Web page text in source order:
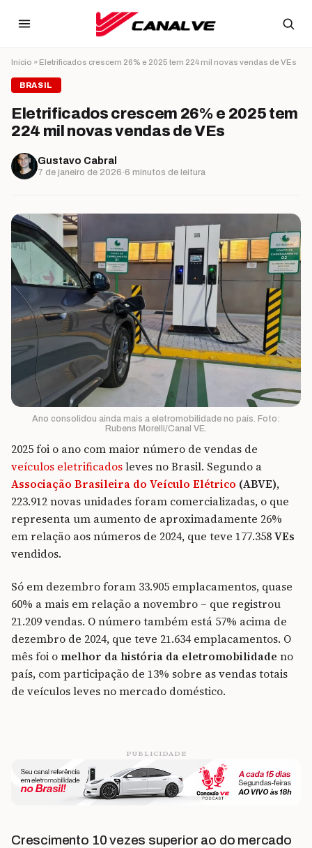
Início » Eletrificados crescem 26% e 2025 tem 224 mil novas vendas de VEs
BRASIL
Eletrificados crescem 26% e 2025 tem
224 mil novas vendas de VEs
Gustavo Cabral
7 de janeiro de 2026·6 minutos de leitura
Ano consolidou ainda mais a eletromobilidade no país. Foto:
Rubens Morelli/Canal VE.
2025 foi o ano com maior número de vendas de
veículos eletrificadosleves no Brasil. Segundo a
Associação Brasileira do Veículo Elétrico (ABVE),
223.912 novas unidades foram comercializadas, o que
representa um aumento de aproximadamente 26%
em relação aos números de 2024, que teve 177.358VEs
vendidos.
Só em dezembro foram 33.905 emplacamentos, quase
60% a mais em relação a novembro – que registrou
21.209 vendas. O número também está 57% acima de
dezembro de 2024, que teve 21.634 emplacamentos. O
mês foi o melhor dahistória da eletromobilidade no
país, com participação de 13% sobre as vendas totais
de veículos leves no mercado doméstico.
PUBLICIDADE
Crescimento 10 vezes superior ao do mercado